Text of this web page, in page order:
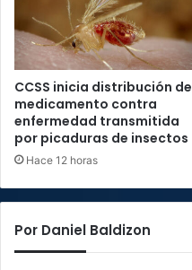
CCSS inicia distribución de
medicamento contra
enfermedad transmitida
por picaduras de insectos
Hace 12 horas
Por Daniel Baldizon